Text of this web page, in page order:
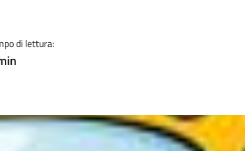
di lettura: